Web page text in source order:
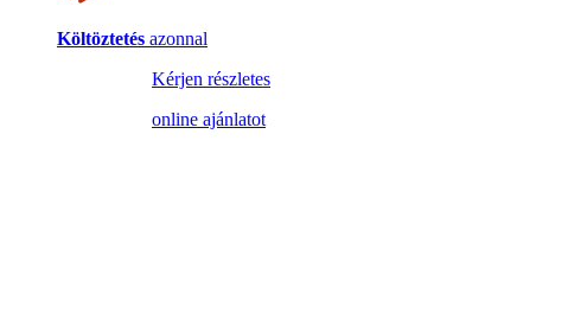
Költöztetés azonnal
Kérjen részletes
online ajánlatot